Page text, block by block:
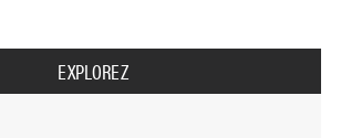
EXPLOREZ